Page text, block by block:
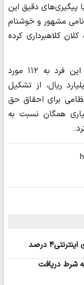
پیگیری‌های دقیق این
مشهور و خوشنام
وجوه کلان کلاهبرداری کرده
این مقام انتظامی با اشاره به اعتراف این فرد به ۱۱۲ مورد
به ارزش یک هزار و ۱۴۰ میلیارد ریال، از تشکیل
برای احقاق حق
همگان نسبت به
درصد
پس از ۱۰ سال به شرط دریافت